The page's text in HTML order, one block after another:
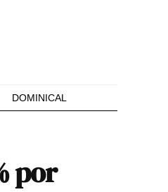
DOMINICAL
por